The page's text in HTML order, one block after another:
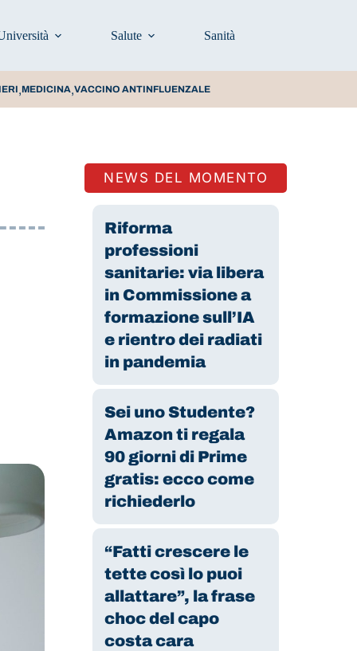
Salute Sanità
,MEDICINA,VACCINO ANTINFLUENZALE
NEWS DEL MOMENTO
Riforma
professioni
sanitarie: via libera
in Commissione a
formazione sull’IA
e rientro dei radiati
in pandemia
Sei uno Studente?
Amazon ti regala
90 giorni di Prime
gratis: ecco come
richiederlo
“Fatti crescere le
tette così lo puoi
allattare”, la frase
choc del capo
costa cara